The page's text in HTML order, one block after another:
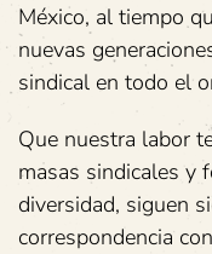
México, al tiempo
nuevas
sindical en todo el
Que nuestra labor
masas sindicales y
diversidad, siguen
correspondencia